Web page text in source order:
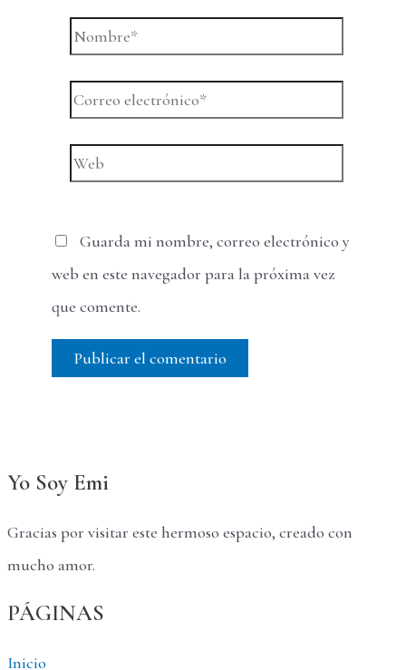
Nombre*
Correo
Web
Guarda mi nombre, correo electrónico y
web en este navegador para la próxima vez
que comente.
Yo Soy Emi
Gracias por visitar este hermoso espacio, creado con
mucho amor.
PÁGINAS
Inicio